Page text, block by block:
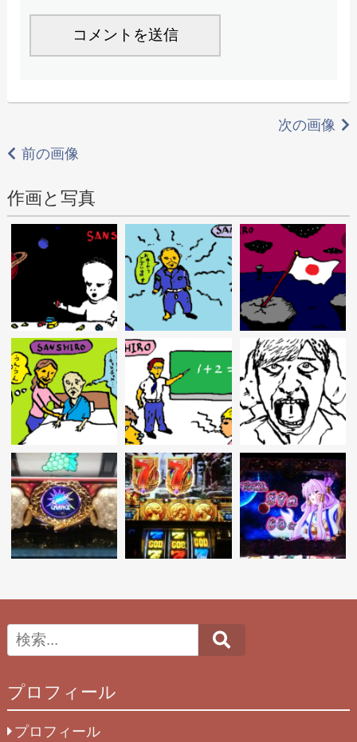
次の画像
前の画像
作画と写真
プロフィール
プロフィール